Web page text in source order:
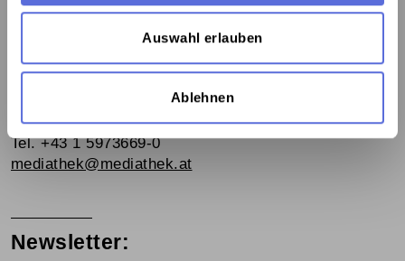
Auswahl erlauben
Ablehnen
Kontakt:
Österreichische Mediathek
1060 Wien, Webgasse 2a
Tel. +43 1 5973669-0
mediathek@mediathek.at
Newsletter: